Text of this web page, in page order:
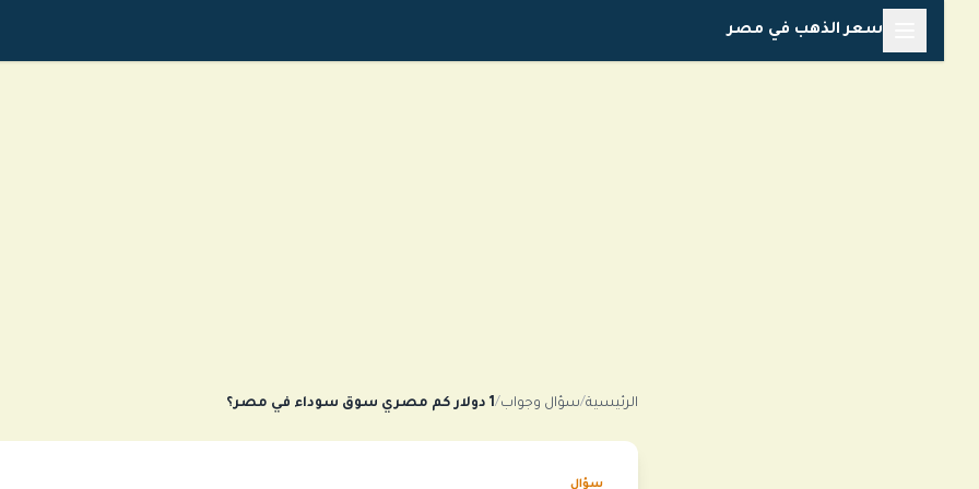
المحتوى
سعر الذهب في مصر
الرئيسية/سؤال وجواب/1 دولار كم مصري سوق سوداء في مصر؟
سؤال